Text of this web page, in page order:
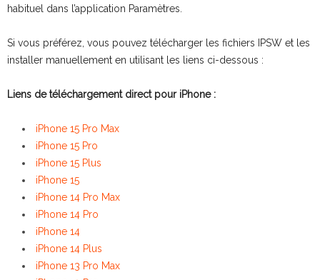
habituel dans l’application Paramètres.
Si vous préférez, vous pouvez télécharger les fichiers IPSW et les
installer manuellement en utilisant les liens ci-dessous :
Liens de téléchargement direct pour iPhone :
iPhone 15 Pro Max
iPhone 15 Pro
iPhone 15 Plus
iPhone 15
iPhone 14 Pro Max
iPhone 14 Pro
iPhone 14
iPhone 14 Plus
iPhone 13 Pro Max